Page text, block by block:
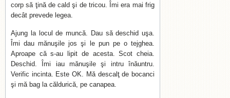
corp să ţină de cald şi de tricou. Îmi era mai frig
decât prevede legea.
Ajung la locul de muncă. Dau să deschid uşa.
Îmi dau mănuşile jos şi le pun pe o tejghea.
Aproape că s-au lipit de acesta. Scot cheia.
Deschid. Îmi iau mănuşile şi intru înăuntru.
Verific incinta. Este OK. Mă descalţ de bocanci
şi mă bag la căldurică, pe canapea.